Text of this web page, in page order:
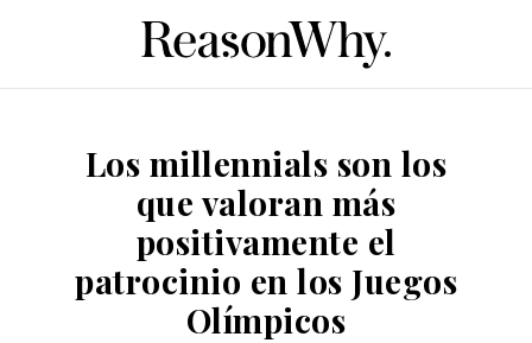
Los millennials son los
que valoran más
positivamente el
patrocinio en los Juegos
Olímpicos